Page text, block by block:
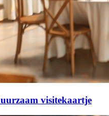
visitekaartje